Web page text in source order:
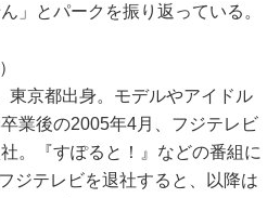
」とパークを振り返っている。
東京都出身。モデルやアイドル
業後の2005年4月、フジテレビ
。『すぽると！』などの番組に
ジテレビを退社すると、以降は